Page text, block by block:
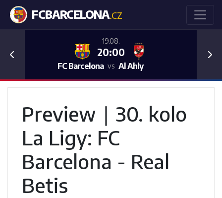
FCBARCELONA.CZ
19.08.
20:00
FC Barcelona vs Al Ahly
Previous
Preview ∣ 30. kolo
La Ligy: FC
Barcelona - Real
Betis